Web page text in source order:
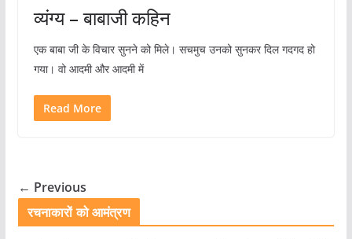
व्यंग्य – बाबाजी कहिन
एक बाबा जी के विचार सुनने को मिले। सचमुच उनको सुनकर दिल गदगद हो
गया। वो आदमी और आदमी में
Read More
← Previous
रचनाकारों को आमंत्रण